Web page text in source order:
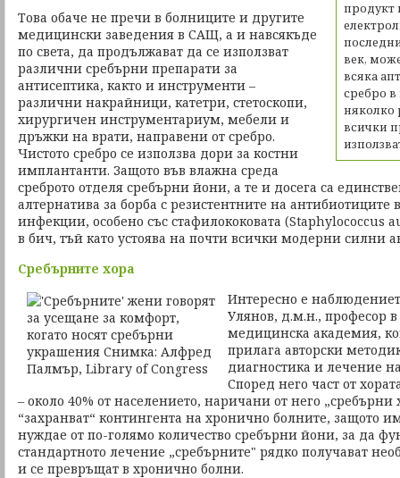
продукт
век,
всяка
сребро в
няколко
всички
Това обаче не пречи в болниците и другите
медицински заведения в САЩ, а и навсякъде
по света, да продължават да се използват
различни сребърни препарати за
антисептика, както и инструменти –
различни накрайници, катетри, стетоскопи,
хирургичен инструментариум, мебели и
дръжки на врати, направени от сребро.
Чистото сребро се използва дори за костни
имплантанти. Защото във влажна среда
среброто отделя сребърни йони, а те и досега са
алтернатива за борба с резистентните на антибиотиците
инфекции, особено със стафилококовата (Staphylococcus
в бич, тъй като устоява на почти всички модерни силни
Сребърните хора
Интересно е
Улянов, д.м.н., професор в
медицинска академия,
прилага авторски
диагностика и лечение
Според него част от
– около 40% от населението, наричани от него „сребърни
“захранват“ контингента на хронично болните, защото
нуждае от по-голямо количество сребърни йони, за да
стандартното лечение „сребърните" рядко получават
и се превръщат в хронично болни.